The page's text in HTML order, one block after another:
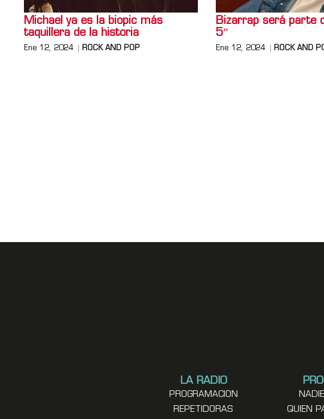
Michael ya es la biopic más
taquillera de la historia
Ene 12, 2024 ROCK AND POP
Bizarrap será parte
5″
Ene 12, 2024 ROCK AND
LA RADIO
PROGRAMACION
REPETIDORAS
QUIEN